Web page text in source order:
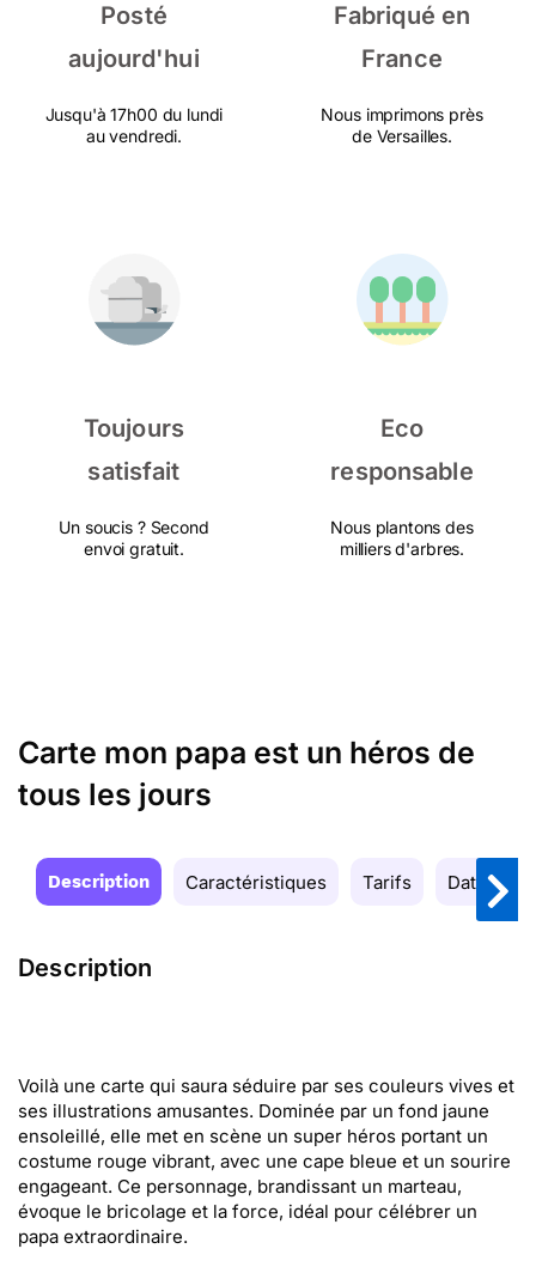
Posté
aujourd'hui
Jusqu'à 17h00 du lundi
au vendredi.
Fabriqué en
France
Nous imprimons près
de Versailles.
Toujours
satisfait
Un soucis ? Second
envoi gratuit.
Eco
responsable
Nous plantons des
milliers d'arbres.
Carte mon papa est un héros de
tous les jours
Description Caractéristiques Tarifs Date de
Description
Voilà une carte qui saura séduire par ses couleurs vives et
ses illustrations amusantes. Dominée par un fond jaune
ensoleillé, elle met en scène un super héros portant un
costume rouge vibrant, avec une cape bleue et un sourire
engageant. Ce personnage, brandissant un marteau,
évoque le bricolage et la force, idéal pour célébrer un
papa extraordinaire.